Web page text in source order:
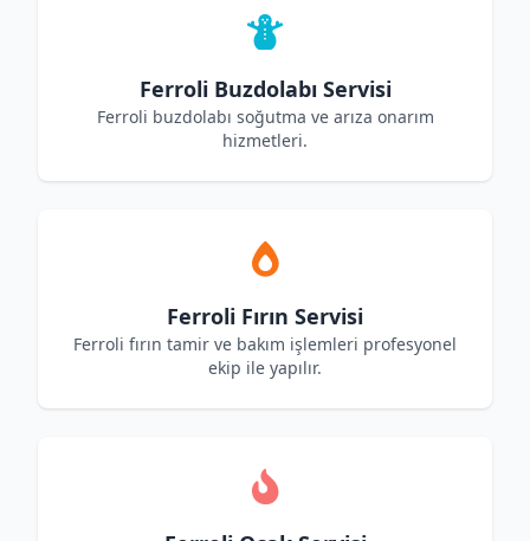
Ferroli Buzdolabı Servisi
Ferroli buzdolabı soğutma ve arıza onarım
hizmetleri.
Ferroli Fırın Servisi
Ferroli fırın tamir ve bakım işlemleri profesyonel
ekip ile yapılır.